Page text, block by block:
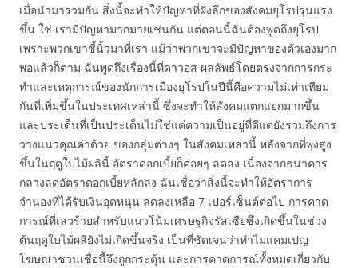
เมื่อนำมารวมกัน สิ่งนี้จะทำให้ปัญหาที่ฝังลึกของสังคมยุโรปรุนแรง
ขึ้น ใช่ เรามีปัญหามากมายเช่นกัน แต่ตอนนี้ฉันต้องพูดถึงยุโรป
เพราะพวกเขาชี้นิ้วมาที่เรา แม้ว่าพวกเขาจะมีปัญหาของตัวเองมาก
พอแล้วก็ตาม ฉันพูดถึงเรื่องนี้ที่ดาวอส ผลลัพธ์โดยตรงจากการกระ
ทำและเหตุการณ์ของนักการเมืองยุโรปในปีนี้คือความไม่เท่าเทียม
กันที่เพิ่มขึ้นในประเทศเหล่านี้ ซึ่งจะทำให้สังคมแตกแยกมากขึ้น
และประเด็นที่เป็นประเด็นไม่ใช่แค่ความเป็นอยู่ที่ดีแต่ยังรวมถึงการ
วางแนวคุณค่าด้วย ของกลุ่มต่างๆ ในสังคมเหล่านี้ หลังจากที่พุ่งสูง
ขึ้นในฤดูใบไม้ผลินี้ อัตราดอกเบี้ยก็ค่อยๆ ลดลง เนื่องจากธนาคาร
กลางลดอัตราดอกเบี้ยหลักลง ฉันเชื่อว่าสิ่งนี้จะทำให้อัตราการ
จำนองที่ได้รับเงินอุดหนุน ลดลงเหลือ 7 เปอร์เซ็นต์ต่อไป การคาด
การณ์ที่เลวร้ายสำหรับแนวโน้มเศรษฐกิจรัสเซียซึ่งเกิดขึ้นในช่วง
ต้นฤดูใบไม้ผลิยังไม่เกิดขึ้นจริง เป็นที่ชัดเจนว่าทำไมแคมเปญ
โฆษณาชวนเชื่อนี้จึงถูกกระตุ้น และการคาดการณ์ทั้งหมดเกี่ยวกับ